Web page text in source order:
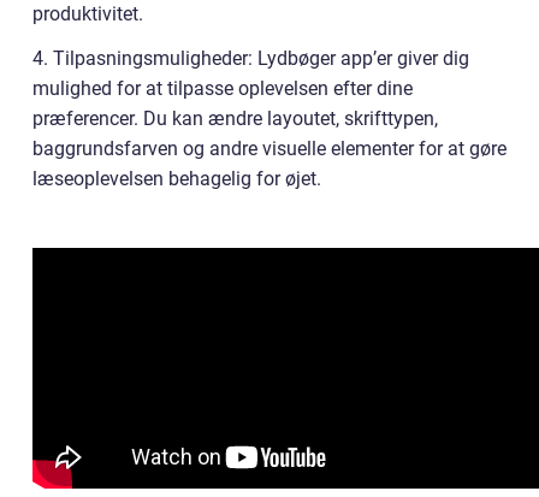
produktivitet.
4. Tilpasningsmuligheder: Lydbøger app’er giver dig
mulighed for at tilpasse oplevelsen efter dine
præferencer. Du kan ændre layoutet, skrifttypen,
baggrundsfarven og andre visuelle elementer for at gøre
læseoplevelsen behagelig for øjet.